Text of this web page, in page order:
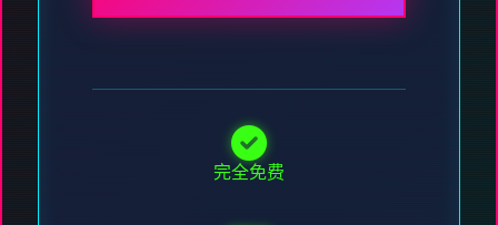
完全免费